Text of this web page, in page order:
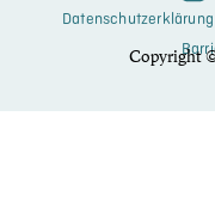
Datenschutzerklärung
Copyright